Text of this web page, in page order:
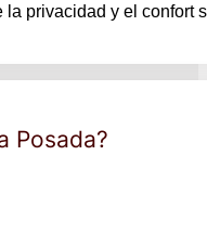
privacidad y el confort
Posada?